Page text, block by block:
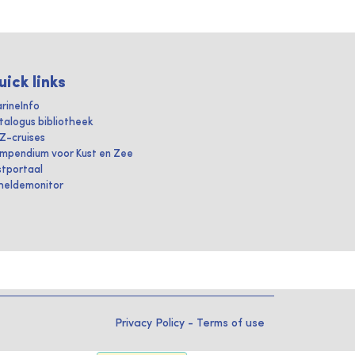
links
bibliotheek
cruises
voor Kust en Zee
Privacy Policy - Terms of use